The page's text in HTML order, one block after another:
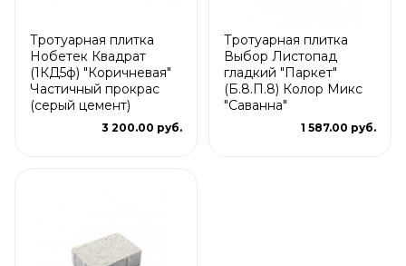
Тротуарная плитка
Нобетек Квадрат
(1КД5ф) "Коричневая"
Частичный прокрас
(серый цемент)
3 200.00 руб.
Тротуарная плитка
Выбор Листопад
гладкий "Паркет"
(Б.8.П.8) Колор Микс
"Саванна"
1 587.00 руб.